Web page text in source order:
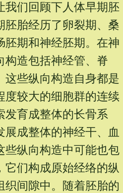
我们回顾下人体早期胚
胚胎经历了卵裂期、桑
胚期和神经胚期。在神
构造包括神经管、脊
这些纵向构造自身都是
度较大的细胞群的连续
发育成整体的长骨系
成整体的神经干、血
些纵向构造中可能也包
它们构成原始经络的纵
织间隙中。随着胚胎的